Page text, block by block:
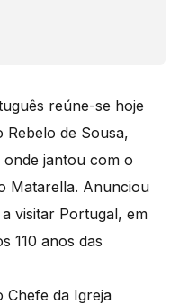
reúne-se hoje
Rebelo de Sousa,
jantou com o
Matarella. Anunciou
visitar Portugal, em
110 anos das
Chefe da Igreja